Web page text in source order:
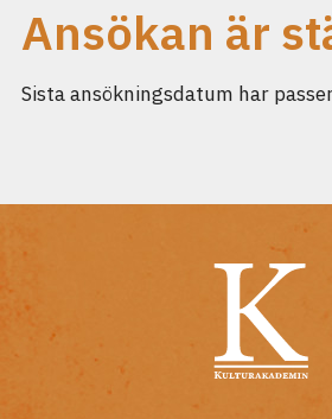
Ansökan är
Sista ansökningsdatum har